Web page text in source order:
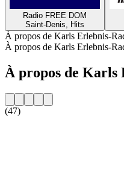
Radio FREE DOM
Saint-Denis, Hits
À propos de Karls Erlebnis-
À propos de Karls Erlebnis-
À propos de Karls
(47)